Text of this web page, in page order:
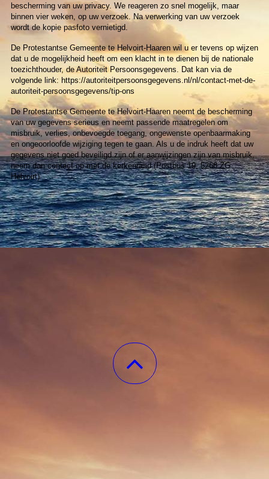
bescherming van uw privacy. We reageren zo snel mogelijk, maar
binnen vier weken, op uw verzoek. Na verwerking van uw verzoek
wordt de kopie pasfoto vernietigd.
De Protestantse Gemeente te Helvoirt-Haaren wil u er tevens op wijzen
dat u de mogelijkheid heeft om een klacht in te dienen bij de nationale
toezichthouder, de Autoriteit Persoonsgegevens. Dat kan via de
volgende link: https://autoriteitpersoonsgegevens.nl/nl/contact-met-de-
autoriteit-persoonsgegevens/tip-ons
De Protestantse Gemeente te Helvoirt-Haaren neemt de bescherming
van uw gegevens serieus en neemt passende maatregelen om
misbruik, verlies, onbevoegde toegang, ongewenste openbaarmaking
en ongeoorloofde wijziging tegen te gaan. Als u de indruk heeft dat uw
gegevens niet goed beveiligd zijn of er aanwijzingen zijn van misbruik,
neem dan contact op met de kerkenraad (Postbus 19, 5268 ZG
Helvoirt)